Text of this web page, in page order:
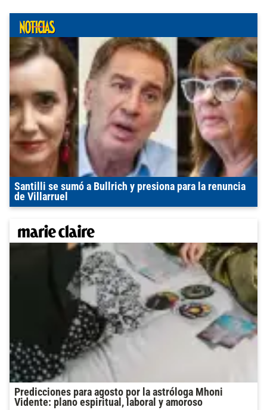
Santilli se sumó a Bullrich y presiona para la renuncia
de Villarruel
Predicciones para agosto por la astróloga Mhoni
Vidente: plano espiritual, laboral y amoroso